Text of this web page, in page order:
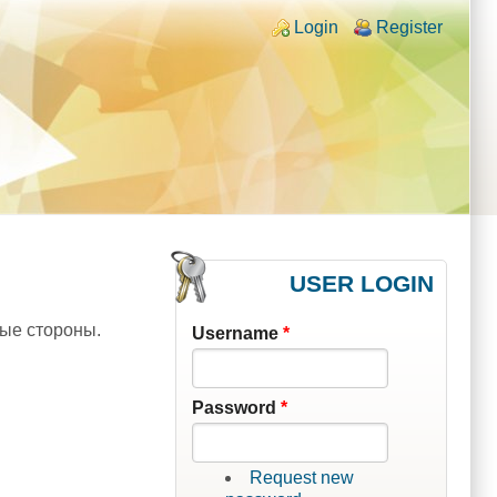
Login links
Login Register
стороны.
USER LOGIN
Username *
Password *
Request new